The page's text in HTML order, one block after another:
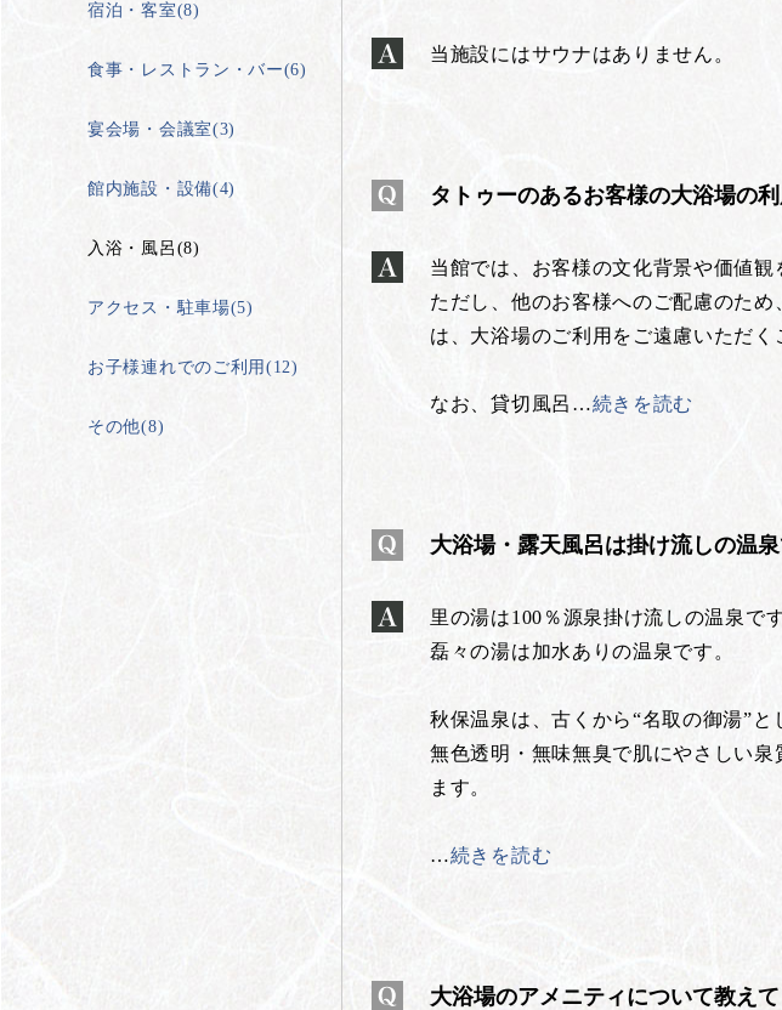
宿泊・客室(8)
食事・レストラン・バー(6)
宴会場・会議室(3)
館内施設・設備(4)
入浴・風呂(8)
アクセス・駐車場(5)
お子様連れでのご利用(12)
その他(8)
当施設にはサウナはありません。
タトゥーのあるお客様の大浴場の
当館では、お客様の文化背景や価値
ただし、他のお客様へのご配慮のた
は、大浴場のご利用をご遠慮いただく
なお、貸切風呂 …続きを読む
大浴場・露天風呂は掛け流しの温泉
里の湯は100％源泉掛け流しの温泉です
磊々の湯は加水ありの温泉です。
秋保温泉は、古くから“名取の御湯”と
無色透明・無味無臭で肌にやさしい
ます。
…続きを読む
大浴場のアメニティについて教えて